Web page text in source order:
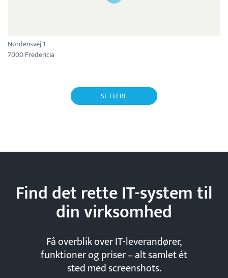
Nordensvej 1
7000 Fredericia
SE FLERE
Find det rette IT-system til
dinvirksomhed
Få overblik over IT-leverandører,
funktioner og priser – alt samlet ét
sted med screenshots.